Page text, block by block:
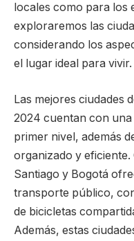
locales como para los
exploraremos las
considerando los
el lugar ideal para vivir.
Las mejores ciudades
2024 cuentan con
primer nivel, además
organizado y
Santiago y Bogotá
transporte público,
de bicicletas
Además, estas